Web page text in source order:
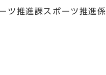
ツ推進課スポーツ推進係